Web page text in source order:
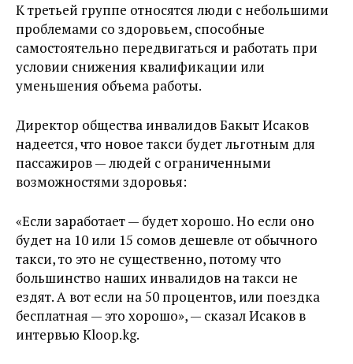
К третьей группе относятся люди с небольшими
проблемами со здоровьем, способные
самостоятельно передвигаться и работать при
условии снижения квалификации или
уменьшения объема работы.
Директор общества инвалидов Бакыт Исаков
надеется, что новое такси будет льготным для
пассажиров — людей с ограниченными
возможностями здоровья:
«Если заработает — будет хорошо. Но если оно
будет на 10 или 15 сомов дешевле от обычного
такси, то это не существенно, потому что
большинство наших инвалидов на такси не
ездят. А вот если на 50 процентов, или поездка
бесплатная — это хорошо», — сказал Исаков в
интервью Kloop.kg.